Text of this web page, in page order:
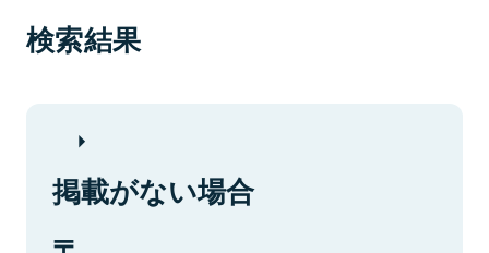
検索結果
掲載がない場合